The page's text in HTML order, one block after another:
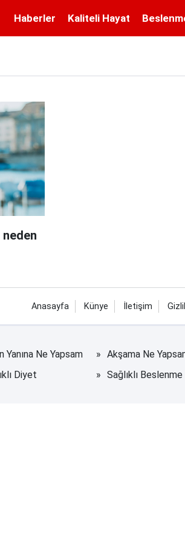
Haberler Kaliteli Hayat
neden
Anasayfa Künye İletişim
Yanına Ne Yapsam Akşama Ne
Diyet Sağlıklı Beslenme